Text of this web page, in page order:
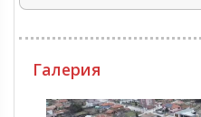
Галерия